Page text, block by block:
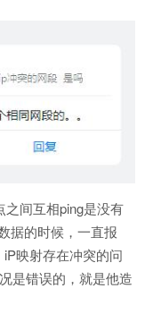
间互相ping是没有
据的时候，一直报
映射存在冲突的问
是错误的，就是他造